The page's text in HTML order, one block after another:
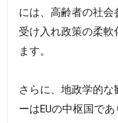
には、高齢者の社
受け入れ政策の柔軟
ます。
さらに、地政学的
ーはEUの中枢国で